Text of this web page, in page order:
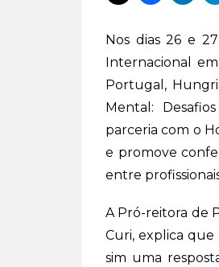
Nos dias 26 e
Internacional
Portugal,
Mental:
parceria com o
e promove
entre
A Pró-reitora de
Curi, explica que
sim uma